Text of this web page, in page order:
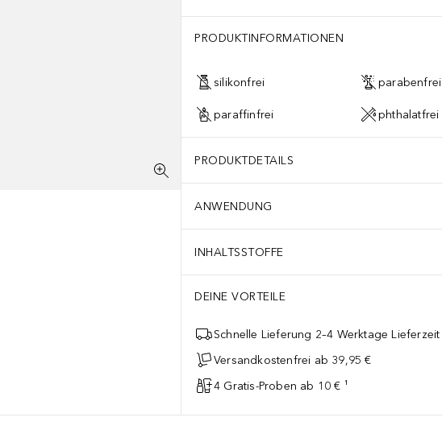
PRODUKTINFORMATIONEN
silikonfrei parabenfrei
paraffinfrei phthalatfrei
PRODUKTDETAILS
ANWENDUNG
INHALTSSTOFFE
DEINE VORTEILE
Schnelle Lieferung 2–4 Werktage Lieferzeit
Versandkostenfrei ab 39,95 €
4 Gratis-Proben ab 10 € ¹